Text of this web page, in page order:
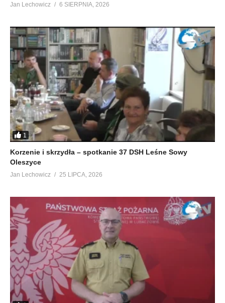
Jan Lechowicz 6 SIERPNIA, 2026
1
Korzenie i skrzydła – spotkanie 37 DSH Leśne Sowy
Oleszyce
Jan Lechowicz 25 LIPCA, 2026